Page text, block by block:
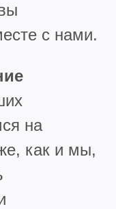
с нами.
на
как и мы,